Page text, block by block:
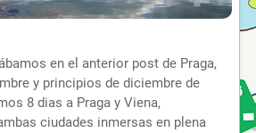
en el anterior post de Praga,
y principios de diciembre de
8 dias a Praga y Viena,
ciudades inmersas en plena